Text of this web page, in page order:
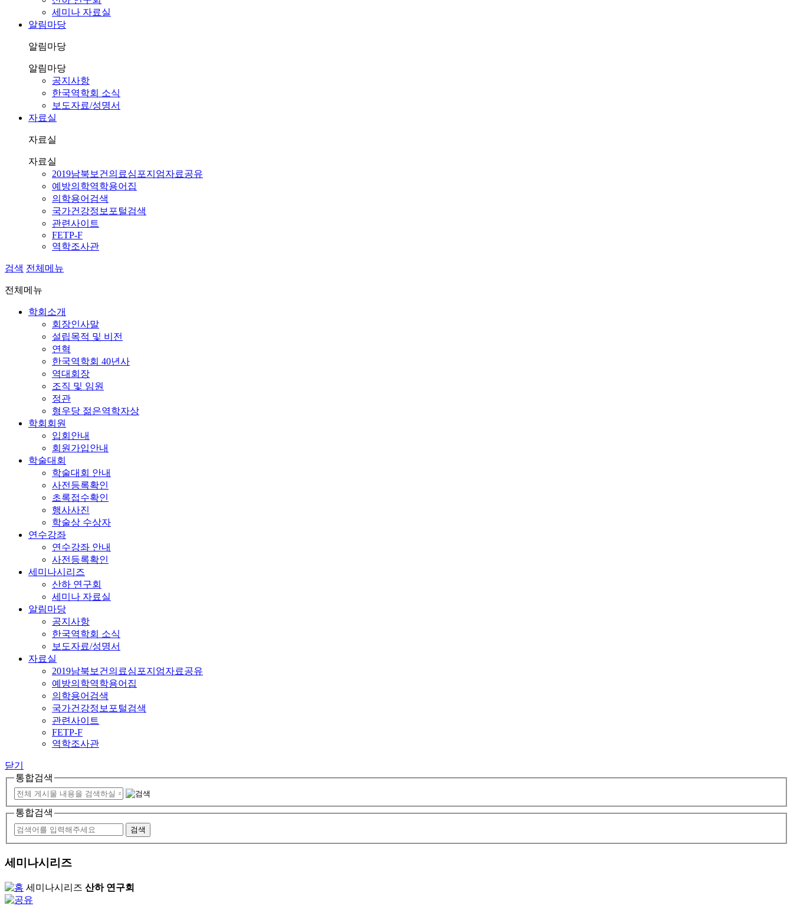
세미나 자료실
알림마당
알림마당
알림마당
공지사항
한국역학회 소식
보도자료/성명서
자료실
자료실
자료실
2019남북보건의료심포지엄자료공유
예방의학역학용어집
의학용어검색
국가건강정보포털검색
관련사이트
FETP-F
역학조사관
검색 전체메뉴
전체메뉴
학회소개
회장인사말
설립목적 및 비전
연혁
한국역학회 40년사
역대회장
조직 및 임원
정관
형우당 젊은역학자상
학회회원
입회안내
회원가입안내
학술대회
학술대회 안내
사전등록확인
초록접수확인
행사사진
학술상 수상자
연수강좌
연수강좌 안내
사전등록확인
세미나시리즈
산하 연구회
세미나 자료실
알림마당
공지사항
한국역학회 소식
보도자료/성명서
자료실
2019남북보건의료심포지엄자료공유
예방의학역학용어집
의학용어검색
국가건강정보포털검색
관련사이트
FETP-F
역학조사관
닫기
통합검색
통합검색
세미나시리즈
세미나시리즈 산하 연구회